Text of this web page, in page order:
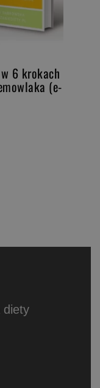
6 krokach
(e-
diety